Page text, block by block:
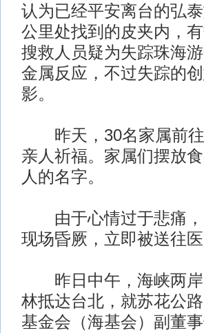
认为已经平安离台的弘
公里处找到的皮夹内，
搜救人员疑为失踪珠海
金属反应，不过失踪的
影。
昨天，30名家属前往
亲人祈福。家属们摆放
人的名字。
由于心情过于悲痛，
现场昏厥，立即被送往
昨日中午，海峡两岸
林抵达台北，就苏花公
基金会（海基会）副董